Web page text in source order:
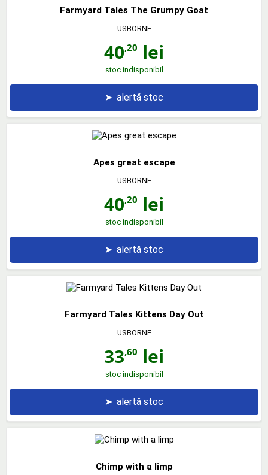
Farmyard Tales The Grumpy Goat
USBORNE
40,20 lei
stoc indisponibil
➤ alertă stoc
Apes great escape
USBORNE
40,20 lei
stoc indisponibil
➤ alertă stoc
Farmyard Tales Kittens Day Out
USBORNE
33,60 lei
stoc indisponibil
➤ alertă stoc
Chimp with a limp